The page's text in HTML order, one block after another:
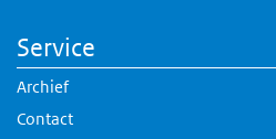
Service
Archief
Contact